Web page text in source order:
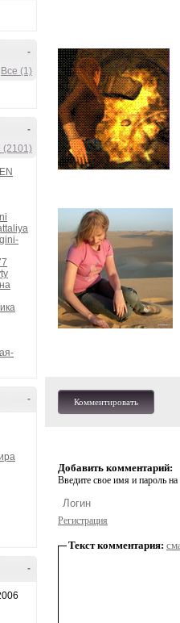
-
Все (1)
-
(2101)
-
-
Комментировать
Добавить комментарий:
Введите свое имя и пароль на
Регистрация
Текст комментария: